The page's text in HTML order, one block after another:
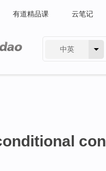
有道精品课 云笔记
中英